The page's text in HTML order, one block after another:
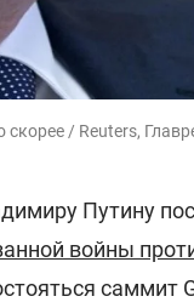
/ Reuters,
Путину
войны
саммит